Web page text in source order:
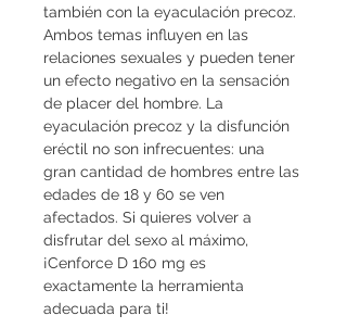
también con la eyaculación precoz.
Ambos temas influyen en las
relaciones sexuales y pueden tener
un efecto negativo en la sensación
de placer del hombre. La
eyaculación precoz y la disfunción
eréctil no son infrecuentes: una
gran cantidad de hombres entre las
edades de 18 y 60 se ven
afectados. Si quieres volver a
disfrutar del sexo al máximo,
¡Cenforce D 160 mg es
exactamente la herramienta
adecuada para ti!